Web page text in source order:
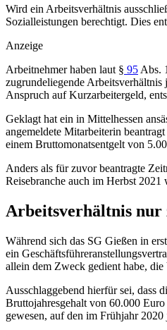
Wird ein Arbeitsverhältnis
Sozialleistungen berechtigt. Dies
Anzeige
Arbeitnehmer haben laut § 95 Abs.
zugrundeliegende Arbeitsverhältnis
Anspruch auf Kurzarbeitergeld,
Geklagt hat ein in Mittelhessen
angemeldete Mitarbeiterin
einem Bruttomonatsentgelt von
Anders als für zuvor beantragte
Reisebranche auch im Herbst
Arbeitsverhältnis nur
Während sich das SG Gießen in
ein
allein dem Zweck gedient habe,
Ausschlaggebend hierfür sei, dass
Bruttojahresgehalt von 60.000
gewesen, auf den im Frühjahr